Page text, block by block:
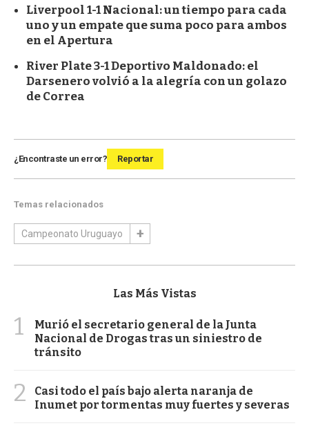
Liverpool 1-1 Nacional: un tiempo para cada
uno y un empate que suma poco para ambos
en el Apertura
River Plate 3-1 Deportivo Maldonado: el
Darsenero volvió a la alegría con un golazo
de Correa
¿Encontraste un error? Reportar
Temas relacionados
Campeonato Uruguayo
Las Más Vistas
1
Murió el secretario general de la Junta
Nacional de Drogas tras un siniestro de
tránsito
2
Casi todo el país bajo alerta naranja de
Inumet por tormentas muy fuertes y severas